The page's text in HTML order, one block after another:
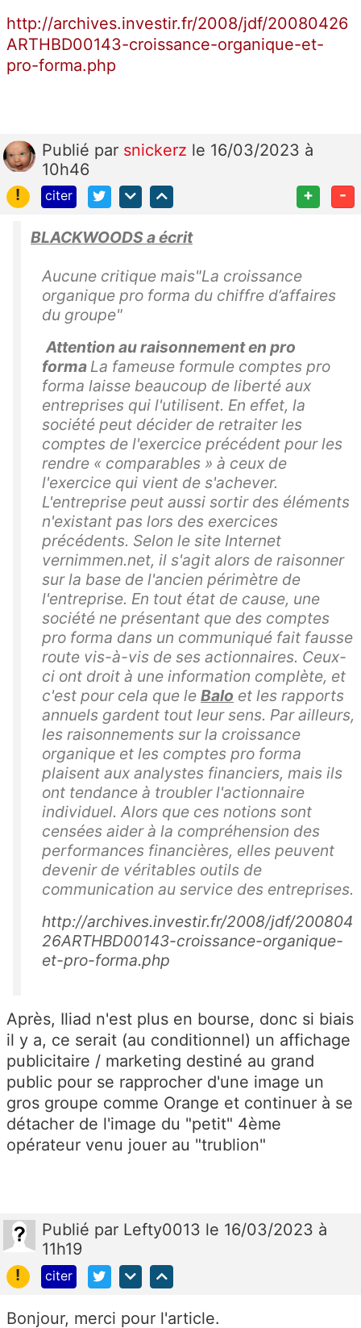
http://archives.investir.fr/2008/jdf/20080426
ARTHBD00143-croissance-organique-et-
pro-forma.php
Publié par snickerz le 16/03/2023 à
10h46
!
citer + -
BLACKWOODS a écrit
Aucune critique mais"La croissance
organique pro forma du chiffre d’affaires
du groupe"
Attention au raisonnement en pro
forma La fameuse formule comptes pro
forma laisse beaucoup de liberté aux
entreprises qui l'utilisent. En effet, la
société peut décider de retraiter les
comptes de l'exercice précédent pour les
rendre « comparables » à ceux de
l'exercice qui vient de s'achever.
L'entreprise peut aussi sortir des éléments
n'existant pas lors des exercices
précédents. Selon le site Internet
vernimmen.net, il s'agit alors de raisonner
sur la base de l'ancien périmètre de
l'entreprise. En tout état de cause, une
société ne présentant que des comptes
pro forma dans un communiqué fait fausse
route vis-à-vis de ses actionnaires. Ceux-
ci ont droit à une information complète, et
c'est pour cela que le Balo et les rapports
annuels gardent tout leur sens. Par ailleurs,
les raisonnements sur la croissance
organique et les comptes pro forma
plaisent aux analystes financiers, mais ils
ont tendance à troubler l'actionnaire
individuel. Alors que ces notions sont
censées aider à la compréhension des
performances financières, elles peuvent
devenir de véritables outils de
communication au service des entreprises.
http://archives.investir.fr/2008/jdf/200804
26ARTHBD00143-croissance-organique-
et-pro-forma.php
Après, Iliad n'est plus en bourse, donc si biais
il y a, ce serait (au conditionnel) un affichage
publicitaire / marketing destiné au grand
public pour se rapprocher d'une image un
gros groupe comme Orange et continuer à se
détacher de l'image du "petit" 4ème
opérateur venu jouer au "trublion"
Publié par Lefty0013 le 16/03/2023 à
11h19
!
citer
Bonjour, merci pour l'article.